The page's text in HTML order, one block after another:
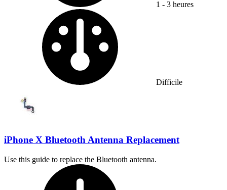
1 - 3 heures
Difficile
iPhone X Bluetooth Antenna Replacement
Use this guide to replace the Bluetooth antenna.